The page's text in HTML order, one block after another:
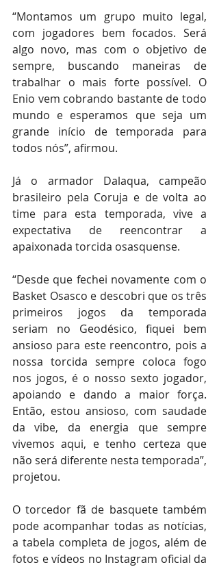
“Montamos um grupo muito legal,
com jogadores bem focados. Será
algo novo, mas com o objetivo de
sempre, buscando maneiras de
trabalhar o mais forte possível. O
Enio vem cobrando bastante de todo
mundo e esperamos que seja um
grande início de temporada para
todos nós”, afirmou.
Já o armador Dalaqua, campeão
brasileiro pela Coruja e de volta ao
time para esta temporada, vive a
expectativa de reencontrar a
apaixonada torcida osasquense.
“Desde que fechei novamente com o
Basket Osasco e descobri que os três
primeiros jogos da temporada
seriam no Geodésico, fiquei bem
ansioso para este reencontro, pois a
nossa torcida sempre coloca fogo
nos jogos, é o nosso sexto jogador,
apoiando e dando a maior força.
Então, estou ansioso, com saudade
da vibe, da energia que sempre
vivemos aqui, e tenho certeza que
não será diferente nesta temporada”,
projetou.
O torcedor fã de basquete também
pode acompanhar todas as notícias,
a tabela completa de jogos, além de
fotos e vídeos no Instagram oficial da